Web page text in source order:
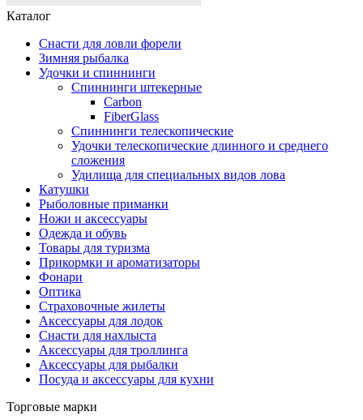
Каталог
Снасти для ловли форели
Зимняя рыбалка
Удочки и спиннинги
Спиннинги штекерные
Carbon
FiberGlass
Спиннинги телескопические
Удочки телескопические длинного и среднего
сложения
Удилища для специальных видов лова
Катушки
Рыболовные приманки
Ножи и аксессуары
Одежда и обувь
Товары для туризма
Прикормки и ароматизаторы
Фонари
Оптика
Страховочные жилеты
Аксессуары для лодок
Снасти для нахлыста
Аксессуары для троллинга
Аксессуары для рыбалки
Посуда и аксессуары для кухни
Торговые марки